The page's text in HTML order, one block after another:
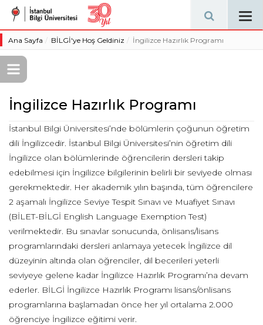
Ana Sayfa BİLGİ'ye Hoş Geldiniz İngilizce Hazırlık Programı
İngilizce Hazırlık Programı
İstanbul Bilgi Üniversitesi’nde bölümlerin çoğunun öğretim
dili İngilizcedir. İstanbul Bilgi Üniversitesi’nin öğretim dili
İngilizce olan bölümlerinde öğrencilerin dersleri takip
edebilmesi için İngilizce bilgilerinin belirli bir seviyede olması
gerekmektedir. Her akademik yılın başında, tüm öğrencilere
2 aşamalı İngilizce Seviye Tespit Sınavı ve Muafiyet Sınavı
(BİLET-BİLGİ English Language Exemption Test)
verilmektedir. Bu sınavlar sonucunda, önlisans/lisans
programlarındaki dersleri anlamaya yetecek İngilizce dil
düzeyinin altında olan öğrenciler, dil becerileri yeterli
seviyeye gelene kadar İngilizce Hazırlık Programı’na devam
ederler. BİLGİ İngilizce Hazırlık Programı lisans/önlisans
programlarına başlamadan önce her yıl ortalama 2.000
öğrenciye İngilizce eğitimi verir.